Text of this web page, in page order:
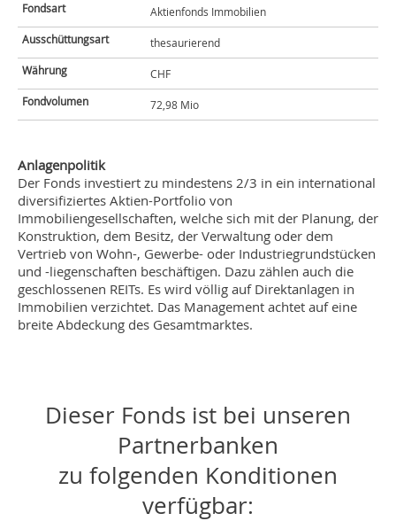
Fondsart
Aktienfonds Immobilien
Ausschüttungsart
thesaurierend
Währung
CHF
Fondvolumen
72,98 Mio
Anlagenpolitik
Der Fonds investiert zu mindestens 2/3 in ein international
diversifiziertes Aktien-Portfolio von
Immobiliengesellschaften, welche sich mit der Planung, der
Konstruktion, dem Besitz, der Verwaltung oder dem
Vertrieb von Wohn-, Gewerbe- oder Industriegrundstücken
und -liegenschaften beschäftigen. Dazu zählen auch die
geschlossenen REITs. Es wird völlig auf Direktanlagen in
Immobilien verzichtet. Das Management achtet auf eine
breite Abdeckung des Gesamtmarktes.
Dieser Fonds ist bei unseren
Partnerbanken
zu folgenden Konditionen
verfügbar: